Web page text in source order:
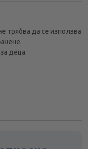
трябва да се използва
деца.